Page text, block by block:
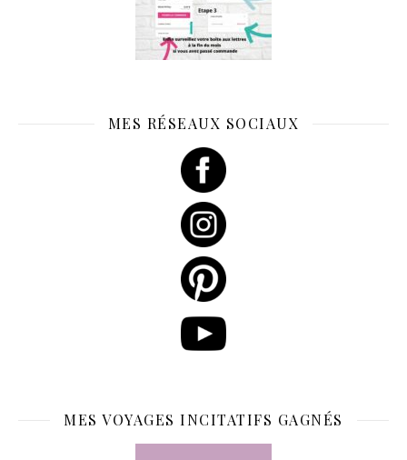
MES RÉSEAUX SOCIAUX
MES VOYAGES INCITATIFS GAGNÉS